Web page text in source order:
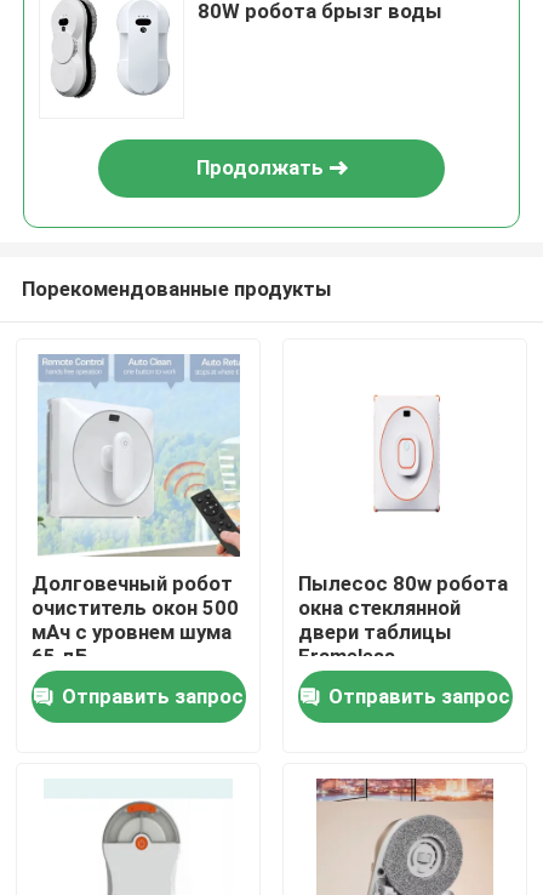
дом
Продукты
80W робота брызг воды
Продолжать
Порекомендованные продукты
Долговечный робот
очиститель окон 500
мАч с уровнем шума
65 дБ
Отправить запрос
Пылесос 80w робота
окна стеклянной
двери таблицы
Frameless
Отправить запрос